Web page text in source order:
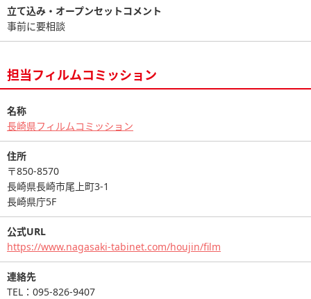
立て込み・オープンセットコメント
事前に要相談
担当フィルムコミッション
名称
長崎県フィルムコミッション
住所
〒850-8570
長崎県長崎市尾上町3-1
長崎県庁5F
公式URL
https://www.nagasaki-tabinet.com/houjin/film
連絡先
TEL：095-826-9407